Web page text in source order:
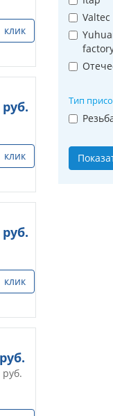
Valtec
Тип
клик
клик
клик
руб.